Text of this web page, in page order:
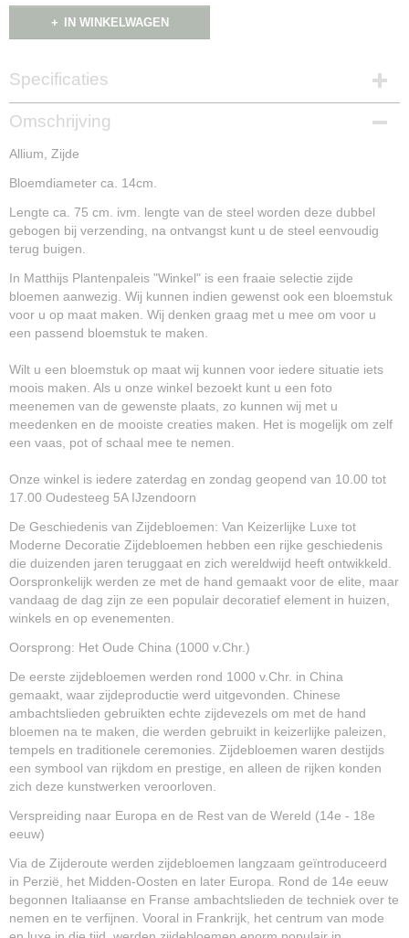
IN WINKELWAGEN
Specificaties
Productcode
NG15238
Omschrijving
Allium, Zijde
Bloemdiameter ca. 14cm.
Lengte ca. 75 cm. ivm. lengte van de steel worden deze dubbel
gebogen bij verzending, na ontvangst kunt u de steel eenvoudig
terug buigen.
In Matthijs Plantenpaleis "Winkel" is een fraaie selectie zijde
bloemen aanwezig. Wij kunnen indien gewenst ook een bloemstuk
voor u op maat maken. Wij denken graag met u mee om voor u
een passend bloemstuk te maken.
Wilt u een bloemstuk op maat wij kunnen voor iedere situatie iets
moois maken. Als u onze winkel bezoekt kunt u een foto
meenemen van de gewenste plaats, zo kunnen wij met u
meedenken en de mooiste creaties maken. Het is mogelijk om zelf
een vaas, pot of schaal mee te nemen.
Onze winkel is iedere zaterdag en zondag geopend van 10.00 tot
17.00 Oudesteeg 5A IJzendoorn
De Geschiedenis van Zijdebloemen: Van Keizerlijke Luxe tot
Moderne Decoratie Zijdebloemen hebben een rijke geschiedenis
die duizenden jaren teruggaat en zich wereldwijd heeft ontwikkeld.
Oorspronkelijk werden ze met de hand gemaakt voor de elite, maar
vandaag de dag zijn ze een populair decoratief element in huizen,
winkels en op evenementen.
Oorsprong: Het Oude China (1000 v.Chr.)
De eerste zijdebloemen werden rond 1000 v.Chr. in China
gemaakt, waar zijdeproductie werd uitgevonden. Chinese
ambachtslieden gebruikten echte zijdevezels om met de hand
bloemen na te maken, die werden gebruikt in keizerlijke paleizen,
tempels en traditionele ceremonies. Zijdebloemen waren destijds
een symbool van rijkdom en prestige, en alleen de rijken konden
zich deze kunstwerken veroorloven.
Verspreiding naar Europa en de Rest van de Wereld (14e - 18e
eeuw)
Via de Zijderoute werden zijdebloemen langzaam geïntroduceerd
in Perzië, het Midden-Oosten en later Europa. Rond de 14e eeuw
begonnen Italiaanse en Franse ambachtslieden de techniek over te
nemen en te verfijnen. Vooral in Frankrijk, het centrum van mode